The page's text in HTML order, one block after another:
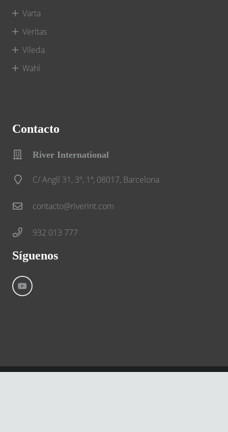
Varta
Veritas
Vileda
Wahl
Contacto
River International
C/ Anglí 31, 3º, 1ª, 08017, Barcelona
contacto@riverint.com
932 013 777
Síguenos